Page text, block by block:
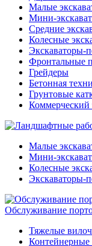
Малые
Мини-
Средние
Колесные
Экскаваторы-
Фронтальные
Грейдеры
Бетонная
Грунтовые
Коммерческий
Малые
Мини-
Колесные
Экскаваторы-
Обслуживание
Тяжелые